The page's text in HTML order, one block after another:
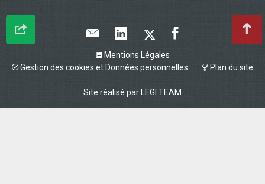
Mentions Légales
Gestion des cookies et Données personnelles
Plan du site
Site réalisé parLEGI TEAM